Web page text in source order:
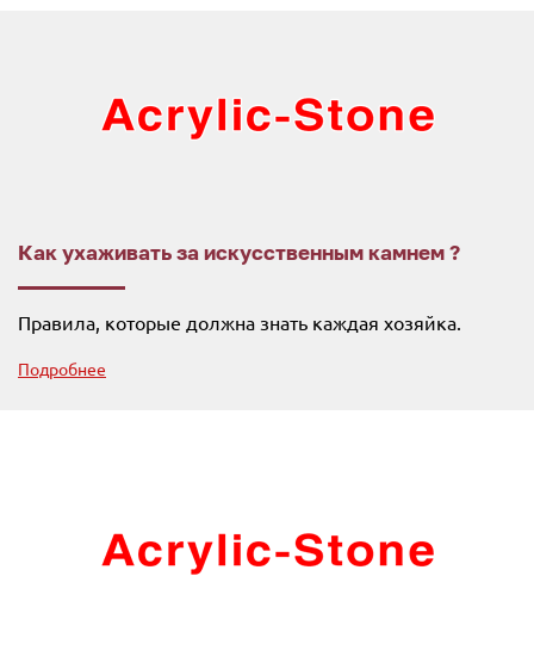
Как ухаживать за искусственным камнем ?
Правила, которые должна знать каждая хозяйка.
Подробнее